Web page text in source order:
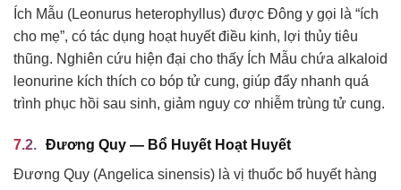
Ích Mẫu (Leonurus heterophyllus) được Đông y gọi là “ích
cho mẹ”, có tác dụng hoạt huyết điều kinh, lợi thủy tiêu
thũng. Nghiên cứu hiện đại cho thấy Ích Mẫu chứa alkaloid
leonurine kích thích co bóp tử cung, giúp đẩy nhanh quá
trình phục hồi sau sinh, giảm nguy cơ nhiễm trùng tử cung.
Đương Quy — Bổ Huyết Hoạt Huyết
Đương Quy (Angelica sinensis) là vị thuốc bổ huyết hàng